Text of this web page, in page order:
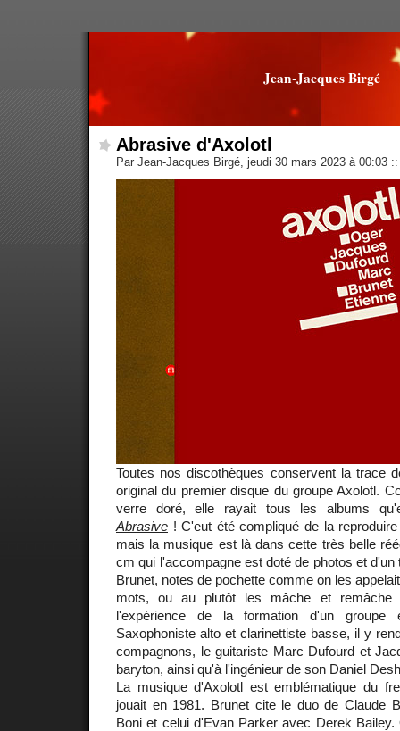
Jean-Jacques Birgé
Abrasive d'Axolotl
Par Jean-Jacques Birgé, jeudi 30 mars 2023 à 00:03 ::
Toutes nos discothèques conservent la trace
original du premier disque du groupe Axolotl.
verre doré, elle rayait tous les albums
Abrasive ! C'eut été compliqué de la
mais la musique est là dans cette très belle
cm qui l'accompagne est doté de photos et d'un
Brunet, notes de pochette comme on les
mots, ou au plutôt les mâche et remâche
l'expérience de la formation d'un groupe
Saxophoniste alto et clarinettiste basse, il y
compagnons, le guitariste Marc Dufourd et
baryton, ainsi qu'à l'ingénieur de son Daniel
La musique d'Axolotl est emblématique du
jouait en 1981. Brunet cite le duo de Claude
Boni et celui d'Evan Parker avec Derek